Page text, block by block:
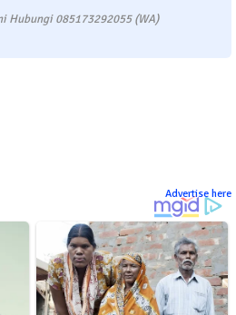
Hubungi 085173292055 (WA)
Advertise here